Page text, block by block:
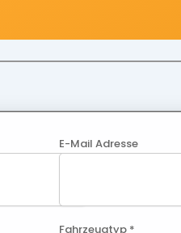
E-Mail Adresse
Fahrzeugtyp *